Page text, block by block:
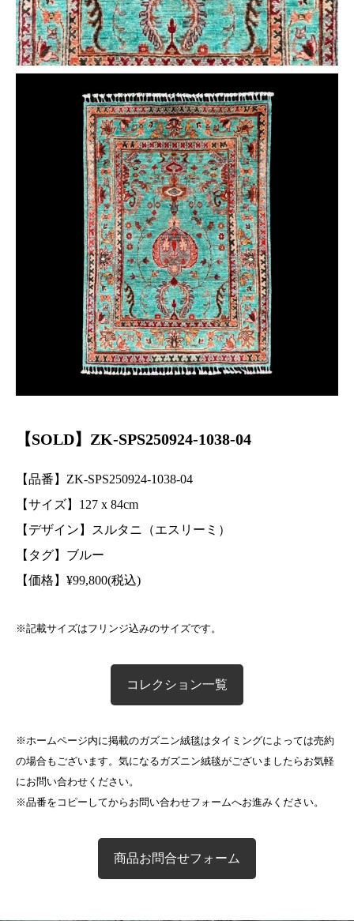
【SOLD】ZK-SPS250924-1038-04
【品番】ZK-SPS250924-1038-04
【サイズ】127 x 84cm
【デザイン】スルタニ（エスリーミ）
【タグ】ブルー
【価格】 ¥99,800(税込)
※記載サイズはフリンジ込みのサイズです。
コレクション一覧
※ホームページ内に掲載のガズニン絨毯はタイミングによっては売約
の場合もございます。気になるガズニン絨毯がございましたらお気軽
にお問い合わせください。
※品番をコピーしてからお問い合わせフォームへお進みください。
商品お問合せフォーム